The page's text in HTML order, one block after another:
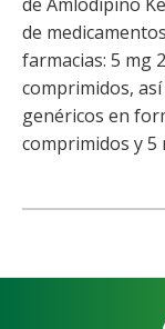
de
farmacias: 5 mg
comprimidos,
genéricos en
comprimidos y 5